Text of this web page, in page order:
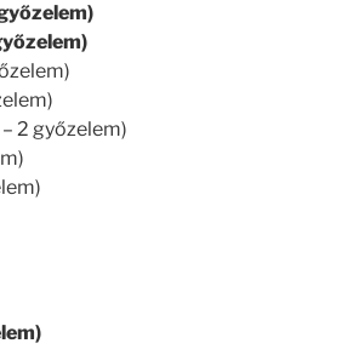
2 győzelem)